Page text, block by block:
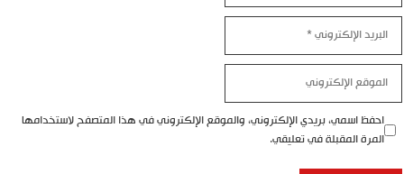
احفظ اسمي، بريدي الإلكتروني، والموقع الإلكتروني في هذا المتصفح لاستخدامها
المرة المقبلة في تعليقي.